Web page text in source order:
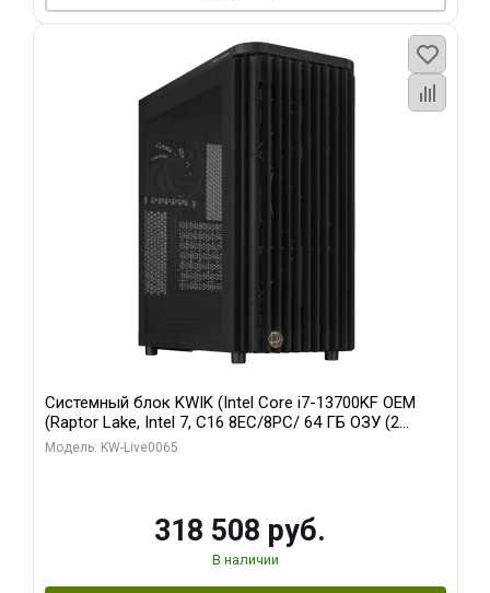
Системный блок KWIK (Intel Core i7-13700KF OEM
(Raptor Lake, Intel 7, C16 8EC/8PC/ 64 ГБ ОЗУ (2
модуля)/ ASUS RTX5080 PROART OC 16GB GDDR7
Модель: KW-Live0065
318 508 руб.
В наличии